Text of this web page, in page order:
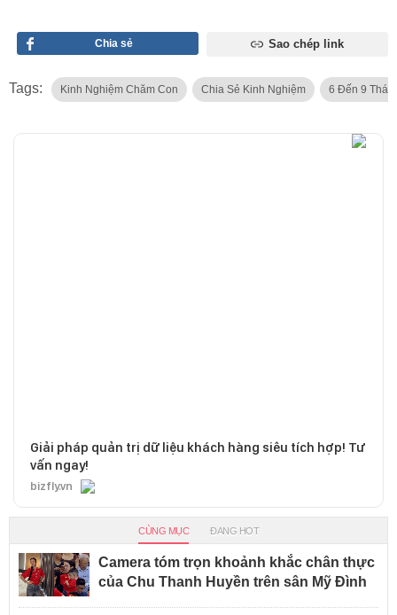
Chia sẻ Sao chép link
Tags: Kinh Nghiệm Chăm Con Chia Sẻ Kinh Nghiệm 6 Đến 9
Giải pháp quản trị dữ liệu khách hàng siêu tích hợp! Tư
vấn ngay!
bizfly.vn
CÙNG MỤC ĐANG HOT
Camera tóm trọn khoảnh khắc chân thực
của Chu Thanh Huyền trên sân Mỹ Đình